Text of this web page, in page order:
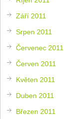
Září 2011
Srpen 2011
Červenec 2011
Červen 2011
Květen 2011
Duben 2011
Březen 2011